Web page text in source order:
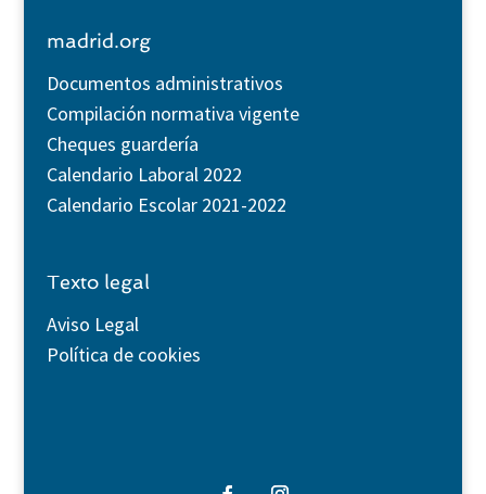
madrid.org
Documentos administrativos
Compilación normativa vigente
Cheques guardería
Calendario Laboral 2022
Calendario Escolar 2021-2022
Texto legal
Aviso Legal
Política de cookies